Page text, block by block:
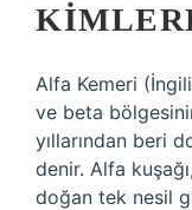
Alfa Kemeri
ve beta
yıllarından beri
denir. Alfa
doğan tek nesil